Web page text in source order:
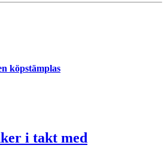
köpstämplas
i takt med